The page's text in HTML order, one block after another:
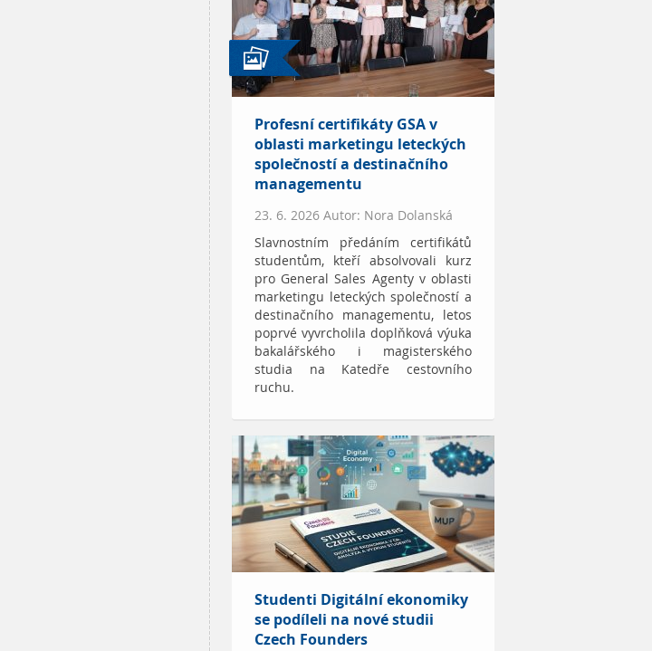
Profesní certifikáty GSA v
oblasti marketingu leteckých
společností a destinačního
managementu
23. 6. 2026 Autor: Nora Dolanská
Slavnostním předáním certifikátů
studentům, kteří absolvovali kurz
pro General Sales Agenty v oblasti
marketingu leteckých společností a
destinačního managementu, letos
poprvé vyvrcholila doplňková výuka
bakalářského i magisterského
studia na Katedře cestovního
ruchu.
Studenti Digitální ekonomiky
se podíleli na nové studii
Czech Founders